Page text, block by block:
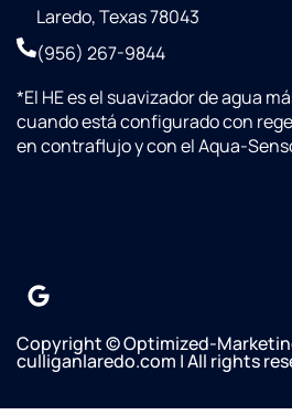
Laredo, Texas 78043
(956) 267-9844
*El HE es el suavizador de agua
cuando está configurado con
en contraflujo y con el Aqua-
Copyright © Optimized-
culliganlaredo.com | All rights